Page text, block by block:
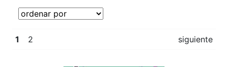
1 2 siguiente